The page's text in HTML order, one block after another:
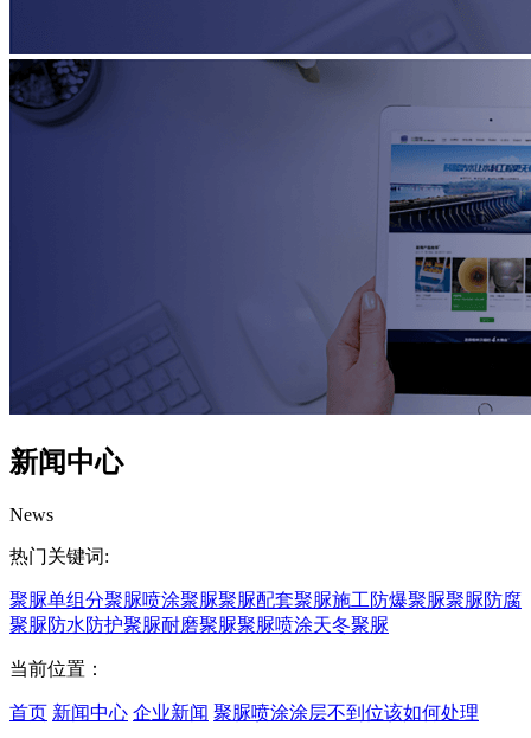
新闻中心
News
热门关键词:
聚脲单组分聚脲喷涂聚脲聚脲配套聚脲施工防爆聚脲聚脲防腐
聚脲防水防护聚脲耐磨聚脲聚脲喷涂天冬聚脲
当前位置：
首页 新闻中心 企业新闻 聚脲喷涂涂层不到位该如何处理